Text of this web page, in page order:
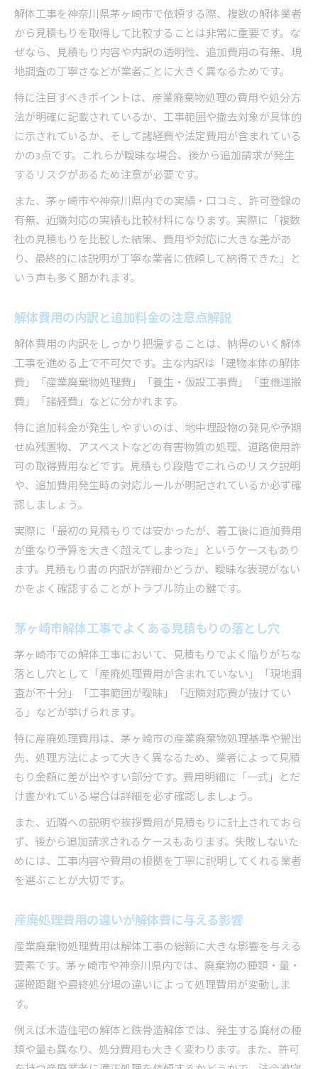
解体工事を神奈川県茅ヶ崎市で依頼する際、複数の解体業者
から見積もりを取得して比較することは非常に重要です。な
ぜなら、見積もり内容や内訳の透明性、追加費用の有無、現
地調査の丁寧さなどが業者ごとに大きく異なるためです。
特に注目すべきポイントは、産業廃棄物処理の費用や処分方
法が明確に記載されているか、工事範囲や撤去対象が具体的
に示されているか、そして諸経費や法定費用が含まれている
かの3点です。これらが曖昧な場合、後から追加請求が発生
するリスクがあるため注意が必要です。
また、茅ヶ崎市や神奈川県内での実績・口コミ、許可登録の
有無、近隣対応の実績も比較材料になります。実際に「複数
社の見積もりを比較した結果、費用や対応に大きな差があ
り、最終的には説明が丁寧な業者に依頼して納得できた」と
いう声も多く聞かれます。
解体費用の内訳と追加料金の注意点解説
解体費用の内訳をしっかり把握することは、納得のいく解体
工事を進める上で不可欠です。主な内訳は「建物本体の解体
費」「産業廃棄物処理費」「養生・仮設工事費」「重機運搬
費」「諸経費」などに分かれます。
特に追加料金が発生しやすいのは、地中埋設物の発見や予期
せぬ残置物、アスベストなどの有害物質の処理、道路使用許
可の取得費用などです。見積もり段階でこれらのリスク説明
や、追加費用発生時の対応ルールが明記されているか必ず確
認しましょう。
実際に「最初の見積もりでは安かったが、着工後に追加費用
が重なり予算を大きく超えてしまった」というケースもあり
ます。見積もり書の内訳が詳細かどうか、曖昧な表現がない
かをよく確認することがトラブル防止の鍵です。
茅ヶ崎市解体工事でよくある見積もりの落とし穴
茅ヶ崎市での解体工事において、見積もりでよく陥りがちな
落とし穴として「産廃処理費用が含まれていない」「現地調
査が不十分」「工事範囲が曖昧」「近隣対応費が抜けてい
る」などが挙げられます。
特に産廃処理費用は、茅ヶ崎市の産業廃棄物処理基準や搬出
先、処理方法によって大きく異なるため、業者によって見積
もり金額に差が出やすい部分です。費用明細に「一式」とだ
け書かれている場合は詳細を必ず確認しましょう。
また、近隣への説明や挨拶費用が見積もりに計上されておら
ず、後から追加請求されるケースもあります。失敗しないた
めには、工事内容や費用の根拠を丁寧に説明してくれる業者
を選ぶことが大切です。
産廃処理費用の違いが解体費に与える影響
産業廃棄物処理費用は解体工事の総額に大きな影響を与える
要素です。茅ヶ崎市や神奈川県内では、廃棄物の種類・量・
運搬距離や最終処分場の違いによって処理費用が変動しま
す。
例えば木造住宅の解体と鉄骨造解体では、発生する廃材の種
類や量も異なり、処分費用も大きく変わります。また、許可